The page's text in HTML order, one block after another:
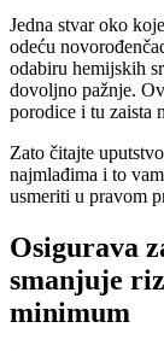
Jedna stvar oko
odeću
odabiru hemijskih
dovoljno pažnje.
porodice i tu zaista
Zato čitajte
najmlađima i to
usmeriti u pravom
Osigurava
smanjuje
minimum